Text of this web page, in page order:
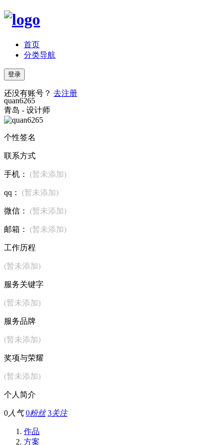
首页
分类导航
登录
还没有账号？ 去注册
quan6265
青岛 - 设计师
个性签名
联系方式
手机： (暂未添加)
qq： (暂未添加)
微信： (暂未添加)
邮箱： (暂未添加)
工作历程
(暂未添加)
服务关键字
(暂未添加)
服务品牌
(暂未添加)
奖项与荣耀
(暂未添加)
个人简介
0 人气 0粉丝 3关注
作品
方案